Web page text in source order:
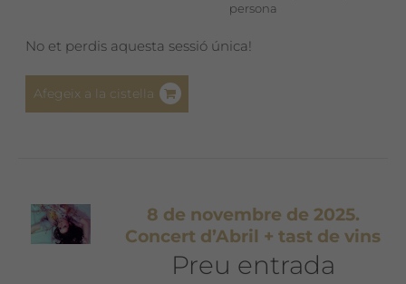
persona
No et perdis aquesta sessió única!
Afegeix a la cistella
8 de novembre de 2025.
Concert d’Abril + tast de vins
Preu entrada